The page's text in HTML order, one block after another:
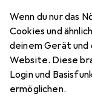
Wenn du nur das
Cookies und
deinem Gerät
Website. Diese
Login und
ermöglichen.
Oracover
schwarz 2
EUR
36,90